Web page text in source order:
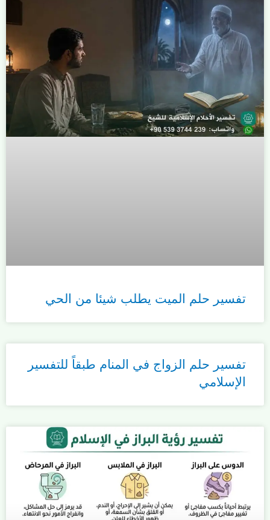
تفسير حلم الميت يطلب شيئا من الحي
تفسير حلم الزواج في المنام طبقاً للتفسير
الإسلامي